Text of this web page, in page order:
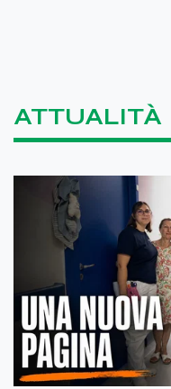
ATTUALITÀ